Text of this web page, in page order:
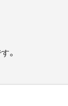
。